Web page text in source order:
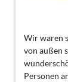
Wir waren
von außen
Personen